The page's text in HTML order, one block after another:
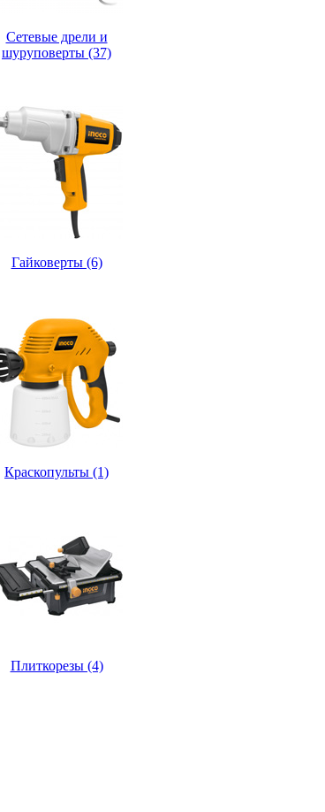
Сетевые дрели и
шуруповерты (37)
Гайковерты (6)
Краскопульты (1)
Плиткорезы (4)